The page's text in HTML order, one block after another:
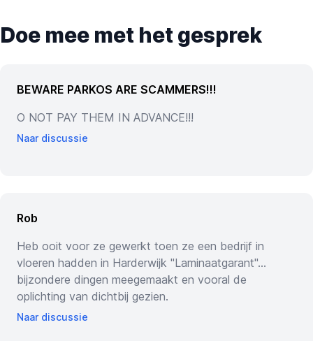
Doe mee met het gesprek
BEWARE PARKOS ARE SCAMMERS!!!
O NOT PAY THEM IN ADVANCE!!!
Naar discussie
Rob
Heb ooit voor ze gewerkt toen ze een bedrijf in
vloeren hadden in Harderwijk "Laminaatgarant"...
bijzondere dingen meegemaakt en vooral de
oplichting van dichtbij gezien.
Naar discussie